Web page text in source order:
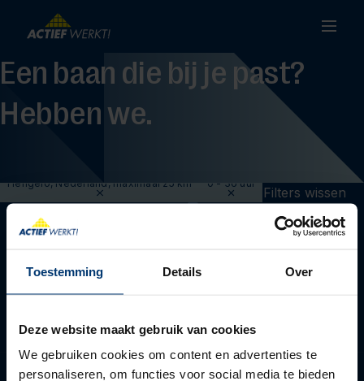
Toestemming Details Over
Deze website maakt gebruik van cookies
We gebruiken cookies om content en advertenties te
personaliseren, om functies voor social media te bieden
Een baan die bij je past?
Hebben we.
Hengelo, Nederland, maximaal 25 km 0 - 36 uur
Filters wissen